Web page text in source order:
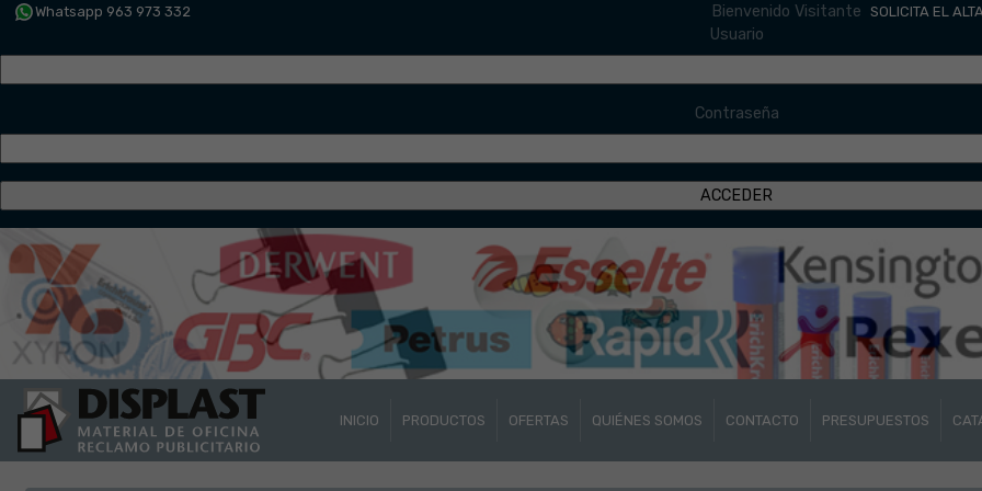
Whatsapp 963 973 332 Bienvenido Visitante SOLICITA EL
Usuario
Contraseña
INICIO PRODUCTOS OFERTAS QUIÉNES SOMOS CONTACTO PRESUPUESTOS